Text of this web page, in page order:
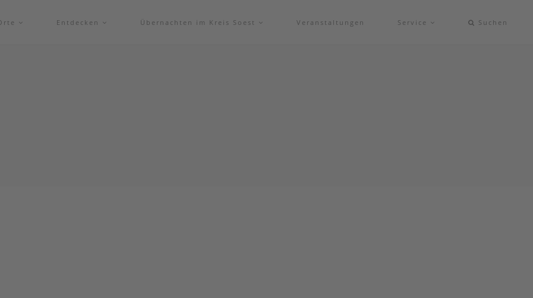
Entdecken Übernachten im Kreis Soest Veranstaltungen Service Suchen